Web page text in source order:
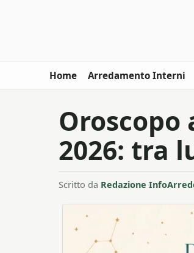
Home Arredamento Interni
Oroscopo
2026: tra
Scritto da Redazione